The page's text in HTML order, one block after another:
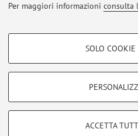
Per maggiori informazioni consulta
COOKIE DI PROFILAZIONE -
COOKIE TECNICI - NECESSARI
SOLO COOKIE
ACCETTA
Area riservata
Accedi tramiteloginper gestire
Zamboni, 33 - 40126